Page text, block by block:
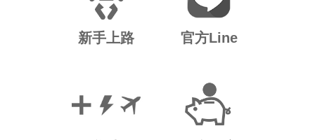
新手上路 官方Line